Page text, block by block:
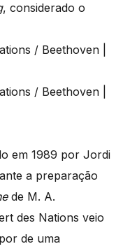
, considerado o
em 1989 por Jordi
a preparação
de M. A.
des Nations veio
de uma